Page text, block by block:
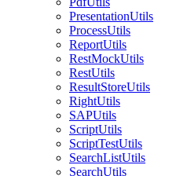
PresentationUtils
ProcessUtils
ReportUtils
RestMockUtils
RestUtils
ResultStoreUtils
RightUtils
SAPUtils
ScriptUtils
ScriptTestUtils
SearchListUtils
SearchUtils